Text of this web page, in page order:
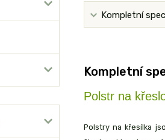
Kompletní
Kompletní
Polstr na
Polstry na křesílka